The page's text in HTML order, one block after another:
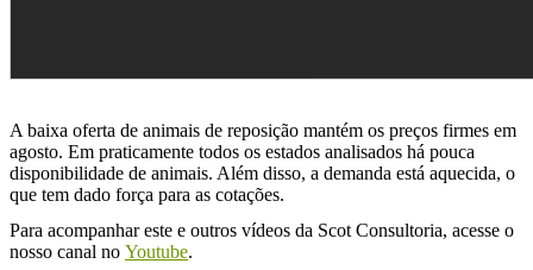
A baixa oferta de animais de reposição mantém os preços firmes em
agosto. Em praticamente todos os estados analisados há pouca
disponibilidade de animais. Além disso, a demanda está aquecida, o
que tem dado força para as cotações.
Para acompanhar este e outros vídeos da Scot Consultoria, acesse o
nosso canal no Youtube.